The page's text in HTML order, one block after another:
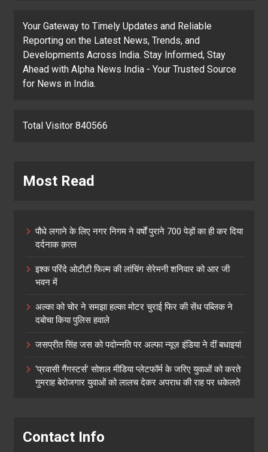
Your Gateway to Timely Updates and Reliable
Reporting on the Latest News, Trends, and
Developments Across India. Stay Informed, Stay
Ahead with Alpha News India - Your Trusted Source
for News in India.
Total Visitor 840566
Most Read
पौधे लगाने के लिए नगर निगम ने वर्षों पुराने 700 पेड़ों का ही कर दिया
दर्दनाक क़त्ल
इश्क परिंदे ओटीटी फिल्म की लांचिंग सेरेमनी शनिवार को आर जी
भवन में
अल्का को चोर ने समझा हल्का मोटर चुराई फिर की सेंध पब्लिक ने
दबोचा किया पुलिस हवाले
जसप्रीत सिंह जस को पदोन्नति पर अल्फा न्यूज़ इंडिया ने दीं बधाइयां
‘प्रवासी गैंगस्टर्स’ सोशल मीडिया प्लेटफॉर्म के जरिए युवाओं को करते
गुमराह बेरोजगार युवाओं को लालच देकर अपराध की राह पर धकेलते
Contact Info